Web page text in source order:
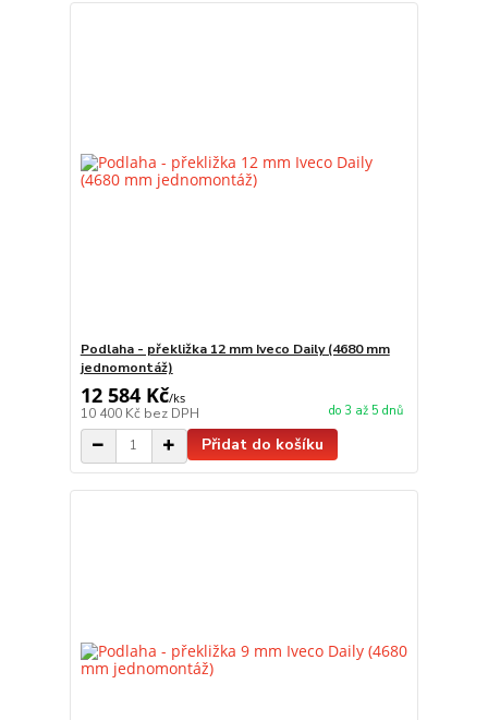
Podlaha - překližka 12 mm Iveco Daily (4680 mm
jednomontáž)
12 584 Kč/ks
10 400 Kč bez DPH do 3 až 5 dnů
Přidat do košíku